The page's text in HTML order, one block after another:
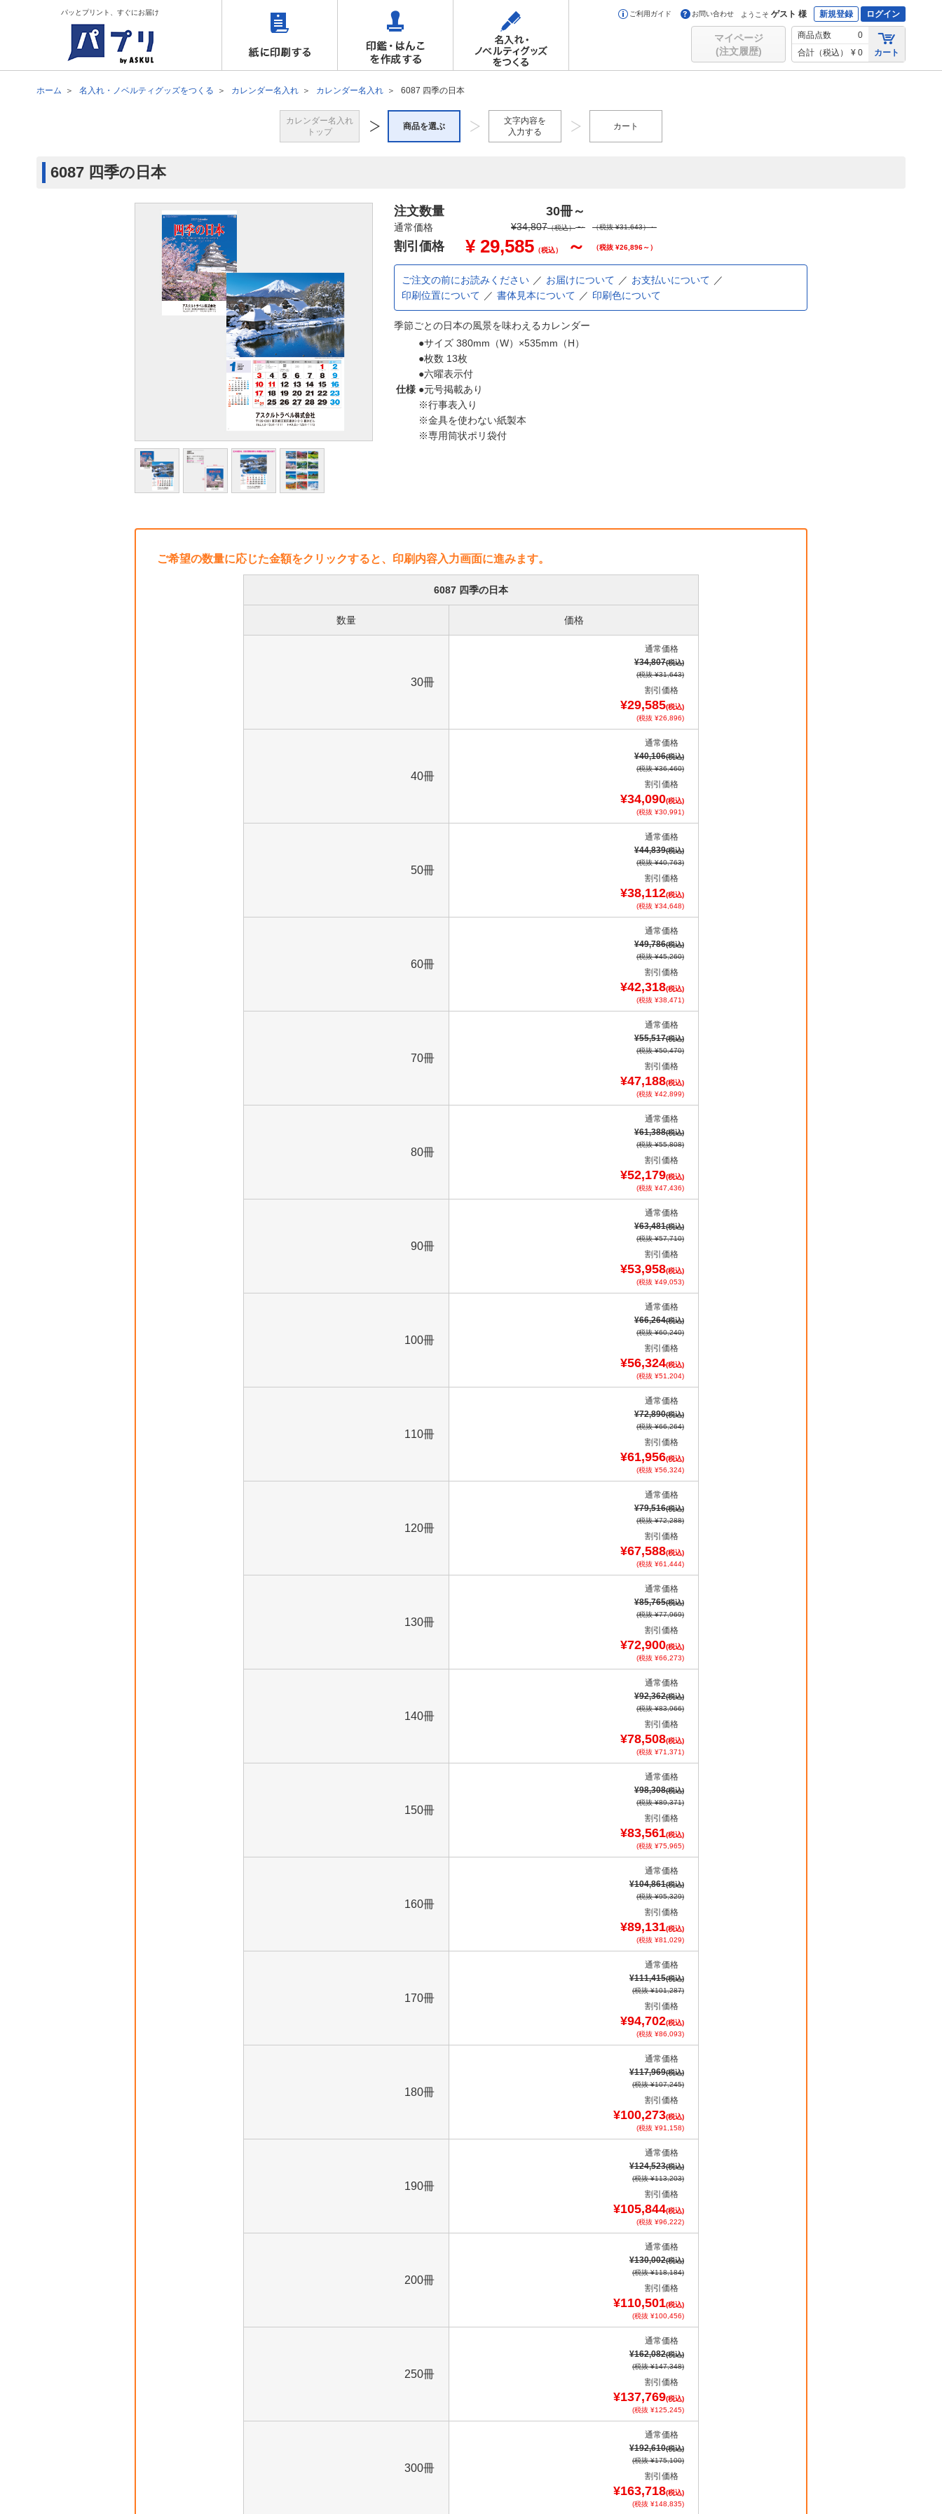
パッとプリント、すぐにお届け ご利用ガイド お問い合わせ ようこそ ゲスト 様 新規登録 ログイン
マイページ
(注文履歴)
商品点数
0
合計（税込）
¥ 0 カート
ホーム 名入れ・ノベルティグッズをつくる カレンダー名入れ カレンダー名入れ 6087 四季の日本
カレンダー名入れ
トップ
商品を選ぶ
文字内容を
入力する
カート
6087 四季の日本
注文数量 30冊～
通常価格 ¥34,807（税込）～ （税抜 ¥31,643）～
割引価格 ¥ 29,585 （税込） ～ （税抜 ¥26,896～）
ご注文の前にお読みください お届けについて
お支払いについて
印刷位置について
書体見本について 印刷色について
季節ごとの日本の風景を味わえるカレンダー
仕様
●サイズ 380mm（W）×535mm（H）
●枚数 13枚
●六曜表示付
●元号掲載あり
※行事表入り
※金具を使わない紙製本
※専用筒状ポリ袋付
ご希望の数量に応じた金額をクリックすると、印刷内容入力画面に進みます。
6087 四季の日本
数量 価格
30冊
通常価格
¥34,807(税込)
(税抜 ¥31,643)
割引価格
¥29,585(税込)
(税抜 ¥26,896)
40冊
通常価格
¥40,106(税込)
(税抜 ¥36,460)
割引価格
¥34,090(税込)
(税抜 ¥30,991)
50冊
通常価格
¥44,839(税込)
(税抜 ¥40,763)
割引価格
¥38,112(税込)
(税抜 ¥34,648)
60冊
通常価格
¥49,786(税込)
(税抜 ¥45,260)
割引価格
¥42,318(税込)
(税抜 ¥38,471)
70冊
通常価格
¥55,517(税込)
(税抜 ¥50,470)
割引価格
¥47,188(税込)
(税抜 ¥42,899)
80冊
通常価格
¥61,388(税込)
(税抜 ¥55,808)
割引価格
¥52,179(税込)
(税抜 ¥47,436)
90冊
通常価格
¥63,481(税込)
(税抜 ¥57,710)
割引価格
¥53,958(税込)
(税抜 ¥49,053)
100冊
通常価格
¥66,264(税込)
(税抜 ¥60,240)
割引価格
¥56,324(税込)
(税抜 ¥51,204)
110冊
通常価格
¥72,890(税込)
(税抜 ¥66,264)
割引価格
¥61,956(税込)
(税抜 ¥56,324)
120冊
通常価格
¥79,516(税込)
(税抜 ¥72,288)
割引価格
¥67,588(税込)
(税抜 ¥61,444)
130冊
通常価格
¥85,765(税込)
(税抜 ¥77,969)
割引価格
¥72,900(税込)
(税抜 ¥66,273)
140冊
通常価格
¥92,362(税込)
(税抜 ¥83,966)
割引価格
¥78,508(税込)
(税抜 ¥71,371)
150冊
通常価格
¥98,308(税込)
(税抜 ¥89,371)
割引価格
¥83,561(税込)
(税抜 ¥75,965)
160冊
通常価格
¥104,861(税込)
(税抜 ¥95,329)
割引価格
¥89,131(税込)
(税抜 ¥81,029)
170冊
通常価格
¥111,415(税込)
(税抜 ¥101,287)
割引価格
¥94,702(税込)
(税抜 ¥86,093)
180冊
通常価格
¥117,969(税込)
(税抜 ¥107,245)
割引価格
¥100,273(税込)
(税抜 ¥91,158)
190冊
通常価格
¥124,523(税込)
(税抜 ¥113,203)
割引価格
¥105,844(税込)
(税抜 ¥96,222)
200冊
通常価格
¥130,002(税込)
(税抜 ¥118,184)
割引価格
¥110,501(税込)
(税抜 ¥100,456)
250冊
通常価格
¥162,082(税込)
(税抜 ¥147,348)
割引価格
¥137,769(税込)
(税抜 ¥125,245)
300冊
通常価格
¥192,610(税込)
(税抜 ¥175,100)
割引価格
¥163,718(税込)
(税抜 ¥148,835)